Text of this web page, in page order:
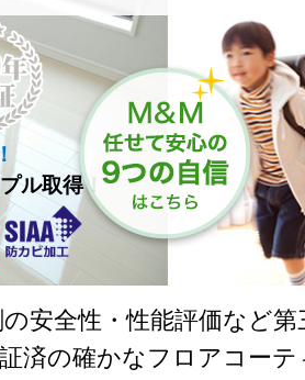
ル取得！
安全性・性能評価など
済の確かなフロアコー